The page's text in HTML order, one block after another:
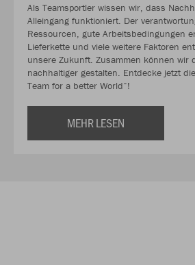
Als Teamsportler wissen wir, dass
Alleingang funktioniert. Der
Ressourcen, gute Arbeitsbedingungen
Lieferkette und viele weitere Faktoren
unsere Zukunft. Zusammen können wir
nachhaltiger gestalten. Entdecke jetzt
Team for a better World“!
MEHR LESEN